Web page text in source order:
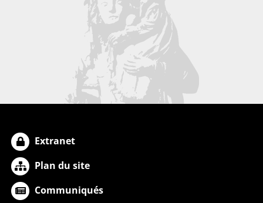
Extranet
Plan du site
Communiqués